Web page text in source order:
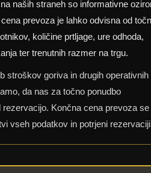
naših straneh so informativne
prevoza je lahko odvisna od
količine prtljage, ure odhoda,
ter trenutnih razmer na trgu.
stroškov goriva in drugih operativnih
da nas za točno ponudbo
rezervacijo. Končna cena prevoza se
vseh podatkov in potrjeni